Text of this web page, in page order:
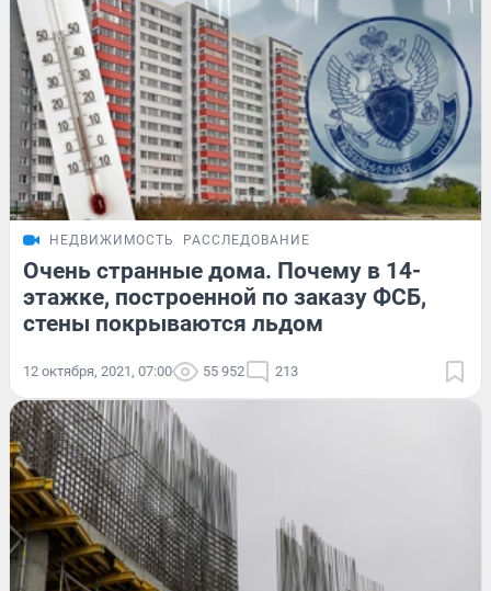
НЕДВИЖИМОСТЬ РАССЛЕДОВАНИЕ
Очень странные дома. Почему в 14-
этажке, построенной по заказу ФСБ,
стены покрываются льдом
12 октября, 2021, 07:00 55 952 213